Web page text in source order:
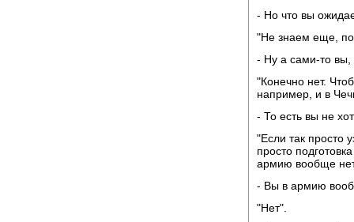
- Но что вы
"Не знаем еще,
- Ну а сами-то вы,
"Конечно нет.
например, и в
- То есть вы не
"Если так просто
просто
армию вообще
- Вы в армию
"Нет".